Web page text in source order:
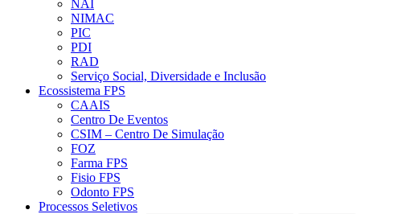
NAI
NIMAC
PIC
PDI
RAD
Serviço Social, Diversidade e Inclusão
Ecossistema FPS
CAAIS
Centro De Eventos
CSIM – Centro De Simulação
FOZ
Farma FPS
Fisio FPS
Odonto FPS
Processos Seletivos